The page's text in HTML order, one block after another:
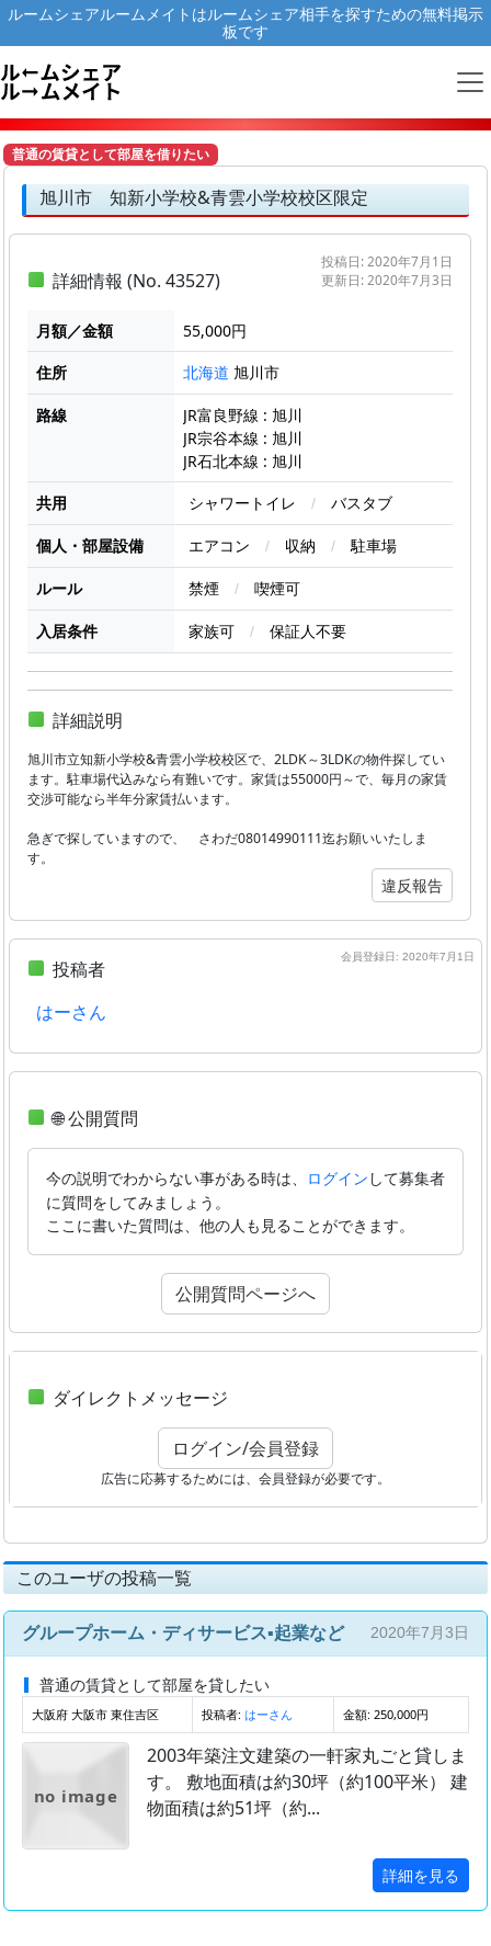
ルームシェアルームメイトはルームシェア相手を探すための無料掲示
板です
普通の賃貸として部屋を借りたい
旭川市 知新小学校&青雲小学校校区限定
投稿日: 2020年7月1日
更新日: 2020年7月3日
詳細情報 (No. 43527)
月額／金額
55,000円
住所
北海道 旭川市
路線
JR富良野線 : 旭川
JR宗谷本線 : 旭川
JR石北本線 : 旭川
共用
シャワートイレ / バスタブ
個人・部屋設備 エアコン / 収納 / 駐車場
ルール 禁煙 / 喫煙可
入居条件 家族可 / 保証人不要
詳細説明
旭川市立知新小学校&青雲小学校校区で、2LDK～3LDKの物件探してい
ます。駐車場代込みなら有難いです。家賃は55000円～で、毎月の家賃
交渉可能なら半年分家賃払います。
急ぎで探していますので、 さわだ08014990111迄お願いいたしま
す。
違反報告
会員登録日: 2020年7月1日
投稿者
はーさん
🌐 公開質問
今の説明でわからない事がある時は、 ログイン して募集者
に質問をしてみましょう。
ここに書いた質問は、他の人も見ることができます。
公開質問ページへ
ダイレクトメッセージ
ログイン/会員登録
広告に応募するためには、会員登録が必要です。
このユーザの投稿一覧
グループホーム・ディサービス▪起業など 2020年7月3日
普通の賃貸として部屋を貸したい
大阪府 大阪市 東住吉区 投稿者: はーさん 金額: 250,000円
no image
2003年築注文建築の一軒家丸ごと貸しま
す。 敷地面積は約30坪（約100平米） 建
物面積は約51坪（約...
詳細を見る